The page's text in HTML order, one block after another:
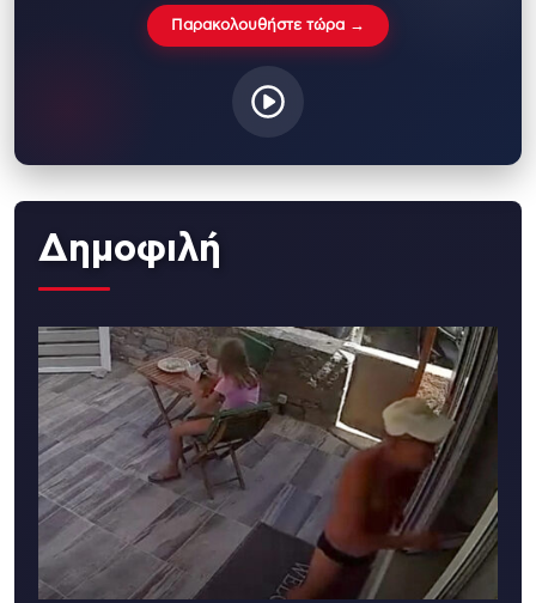
Παρακολουθήστε τώρα →
Δημοφιλή